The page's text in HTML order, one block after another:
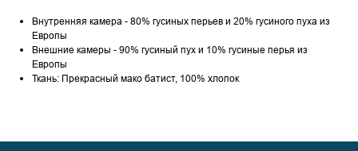
Внутренняя камера - 80% гусиных перьев и 20% гусиного пуха из
Европы
Внешние камеры - 90% гусиный пух и 10% гусиные перья из
Европы
Ткань: Прекрасный мако батист, 100% хлопок